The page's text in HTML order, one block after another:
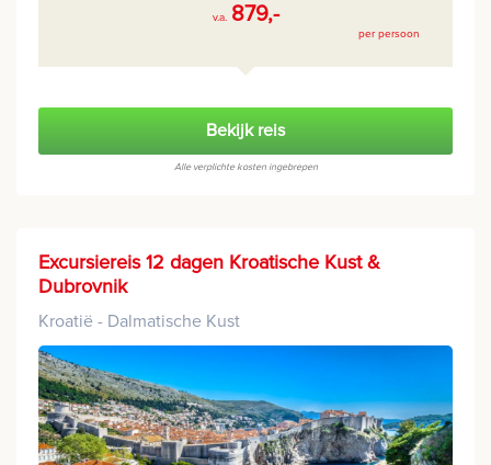
v.a. 879,-
per persoon
Bekijk reis
Alle verplichte kosten ingebrepen
Excursiereis 12 dagen Kroatische Kust &
Dubrovnik
Kroatië - Dalmatische Kust